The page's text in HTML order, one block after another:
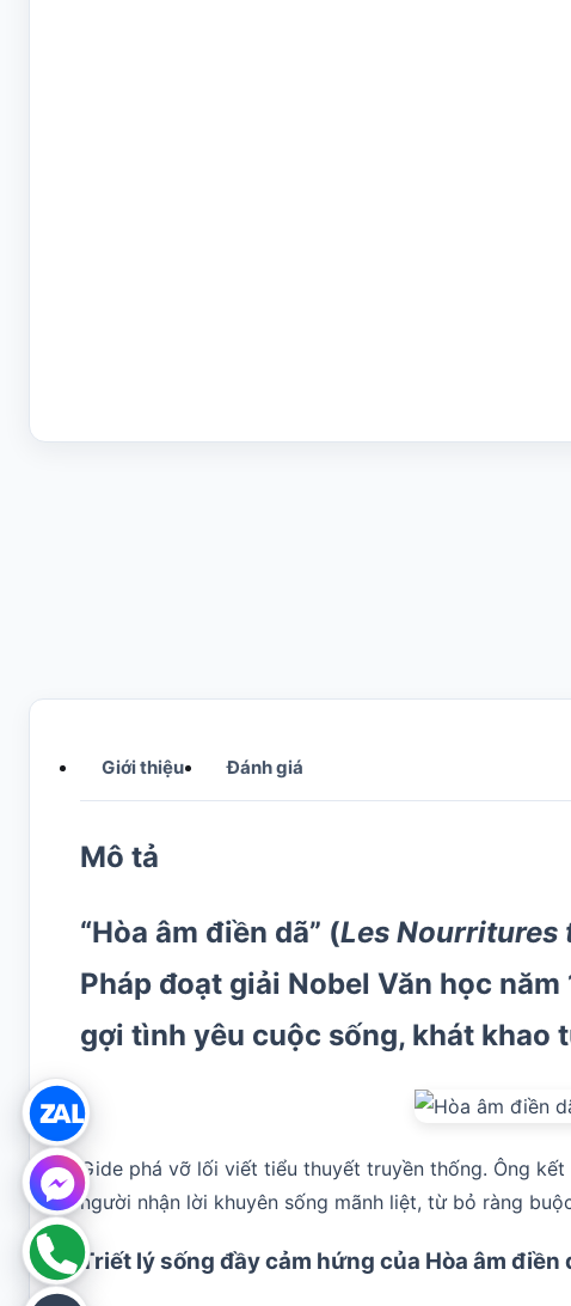
Giới thiệu Đánh giá
Mô tả
“Hòa âm điền dã” (Les Nourritures
Pháp đoạt giải Nobel Văn học năm
gợi tình yêu cuộc sống, khát khao
Gide phá vỡ lối viết tiểu thuyết truyền thống. Ông
người nhận lời khuyên sống mãnh liệt, từ bỏ ràng
Triết lý sống đầy cảm hứng của Hòa âm điền